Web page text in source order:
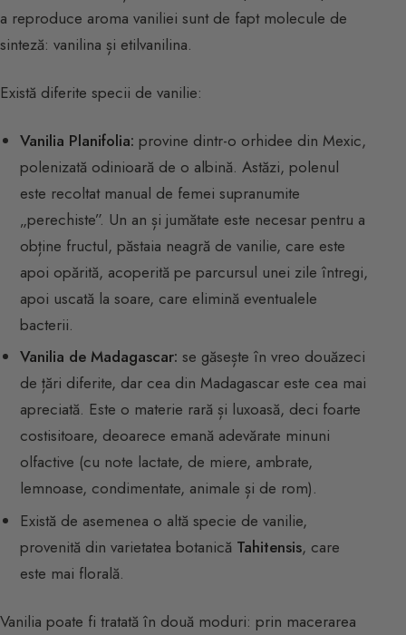
a reproduce aroma vaniliei sunt de fapt molecule de
sinteză: vanilina și etilvanilina.
Există diferite specii de vanilie:
Vanilia Planifolia: provine dintr-o orhidee din Mexic,
polenizată odinioară de o albină. Astăzi, polenul
este recoltat manual de femei supranumite
„perechiste”. Un an și jumătate este necesar pentru a
obține fructul, păstaia neagră de vanilie, care este
apoi opărită, acoperită pe parcursul unei zile întregi,
apoi uscată la soare, care elimină eventualele
bacterii.
Vanilia de Madagascar: se găsește în vreo douăzeci
de țări diferite, dar cea din Madagascar este cea mai
apreciată. Este o materie rară și luxoasă, deci foarte
costisitoare, deoarece emană adevărate minuni
olfactive (cu note lactate, de miere, ambrate,
lemnoase, condimentate, animale și de rom).
Există de asemenea o altă specie de vanilie,
provenită din varietatea botanică Tahitensis, care
este mai florală.
Vanilia poate fi tratată în două moduri: prin macerarea